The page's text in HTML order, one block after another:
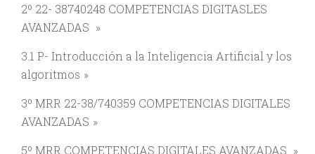
2º 22- 38740248 COMPETENCIAS DIGITASLES
AVANZADAS
3.1 P- Introducción a la Inteligencia Artificial y los
algoritmos
3º MRR 22-38/740359 COMPETENCIAS DIGITALES
AVANZADAS
5º MRR COMPETENCIAS DIGITALES AVANZADAS